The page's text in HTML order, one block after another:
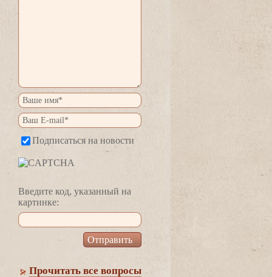
Подписаться на новости
едите код, указанный на
картинке:
Прочитать все вопросы